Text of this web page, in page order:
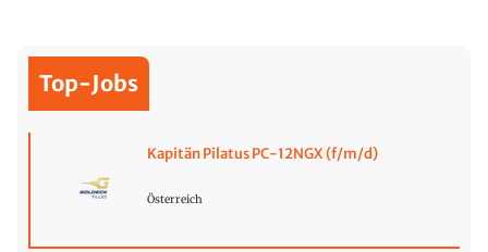
Top-Jobs
Kapitän Pilatus PC-12NGX (f/m/d)
Österreich